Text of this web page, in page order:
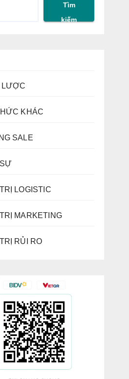
Tìm
kiếm
LƯỢC
KHÁC
SALE
LOGISTIC
MARKETING
RỦI RO